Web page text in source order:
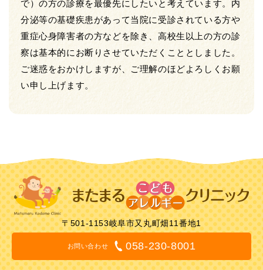
で）の方の診療を最優先にしたいと考えています。内
分泌等の基礎疾患があって当院に受診されている方や
重症心身障害者の方などを除き、高校生以上の方の診
察は基本的にお断りさせていただくこととしました。
ご迷惑をおかけしますが、ご理解のほどよろしくお願
い申し上げます。
〒501-1153岐阜市又丸町畑11番地1
お問い合わせ 058-230-8001